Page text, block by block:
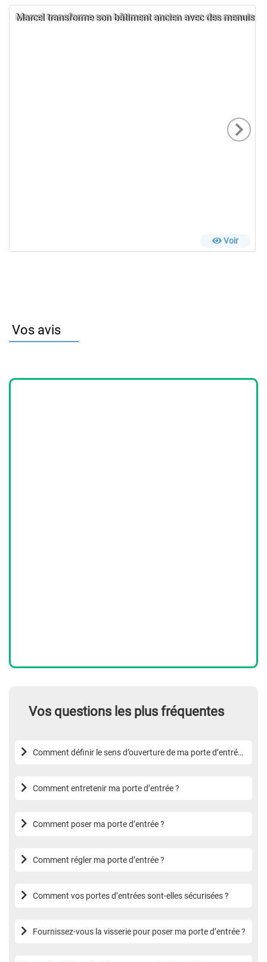
Marcel transforme son bâtiment ancien avec des
Voir
Vos avis
Vos questions les plus fréquentes
Comment définir le sens d’ouverture de ma porte d’entrée
Comment entretenir ma porte d’entrée ?
Comment poser ma porte d’entrée ?
Comment régler ma porte d’entrée ?
Comment vos portes d’entrées sont-elles sécurisées ?
Fournissez-vous la visserie pour poser ma porte d’entrée ?